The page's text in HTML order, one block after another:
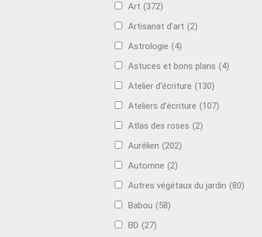
Art (372)
Artisanat d'art (2)
Astrologie (4)
Astuces et bons plans (4)
Atelier d'écriture (130)
Ateliers d'écriture (107)
Atlas des roses (2)
Aurélien (202)
Automne (2)
Autres végétaux du jardin (80)
Babou (58)
BD (27)